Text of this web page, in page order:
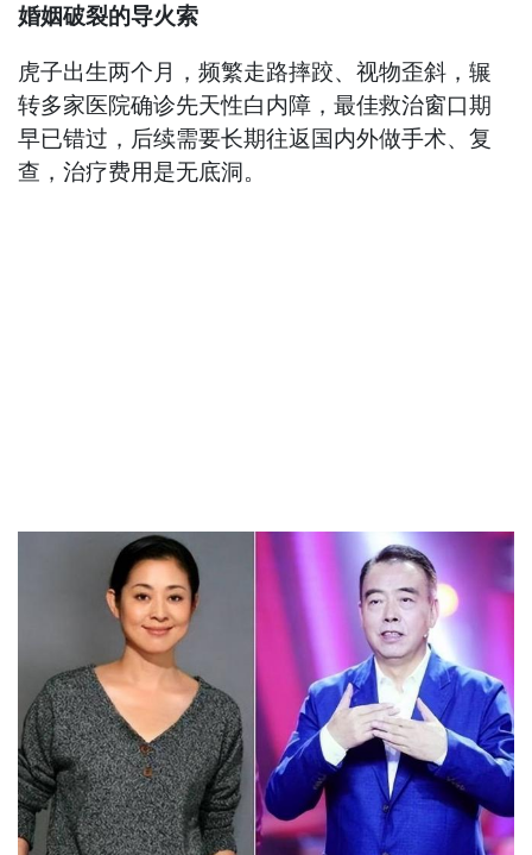
婚姻破裂的导火索
虎子出生两个月，频繁走路摔跤、视物歪斜，辗
转多家医院确诊先天性白内障，最佳救治窗口期
早已错过，后续需要长期往返国内外做手术、复
查，治疗费用是无底洞。